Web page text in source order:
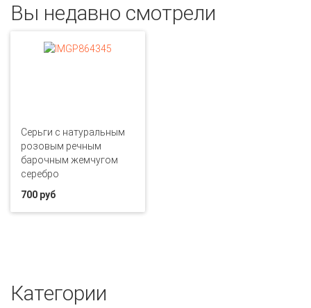
Вы недавно смотрели
Серьги с натуральным
розовым речным
барочным жемчугом
серебро
700 руб
Категории